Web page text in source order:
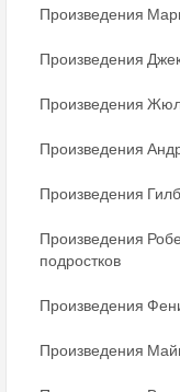
Произведения
Произведения
Произведения
Произведения
Произведения
Произведения
подростков
Произведения
Произведения